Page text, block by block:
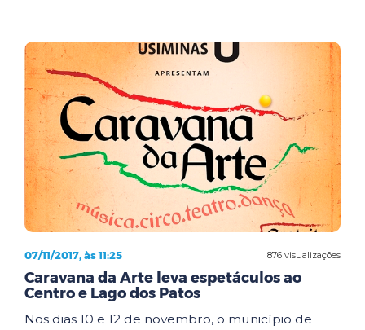
876 visualizações
07/11/2017, às 11:25
Caravana da Arte leva espetáculos ao
Centro e Lago dos Patos
Nos dias 10 e 12 de novembro, o município de